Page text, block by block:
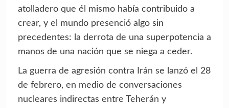
atolladero que él mismo había contribuido a
crear, y el mundo presenció algo sin
precedentes: la derrota de una superpotencia a
manos de una nación que se niega a ceder.
La guerra de agresión contra Irán se lanzó el 28
de febrero, en medio de conversaciones
nucleares indirectas entre Teherán y